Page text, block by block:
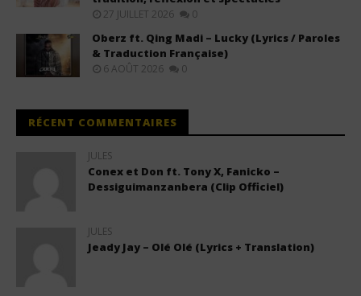
27 JUILLET 2026 0
Oberz ft. Qing Madi – Lucky (Lyrics / Paroles
& Traduction Française)
6 AOÛT 2026 0
RÉCENT COMMENTAIRES
JULES
Conex et Don ft. Tony X, Fanicko –
Dessiguimanzanbera (Clip Officiel)
JULES
Jeady Jay – Olé Olé (Lyrics + Translation)